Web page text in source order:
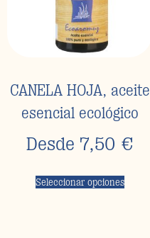
CANELA HOJA, aceite
esencial ecológico
Desde 7,50 €
Seleccionar opciones